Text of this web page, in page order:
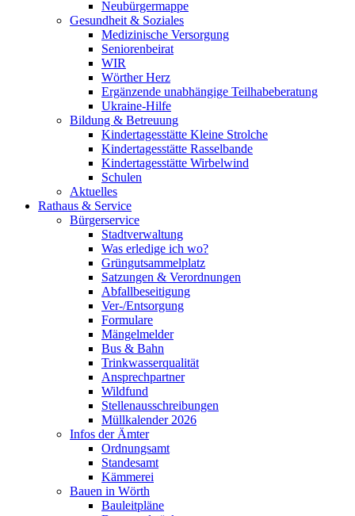
Neubürgermappe
Gesundheit & Soziales
Medizinische Versorgung
Seniorenbeirat
WIR
Wörther Herz
Ergänzende unabhängige Teilhabeberatung
Ukraine-Hilfe
Bildung & Betreuung
Kindertagesstätte Kleine Strolche
Kindertagesstätte Rasselbande
Kindertagesstätte Wirbelwind
Schulen
Aktuelles
Rathaus & Service
Bürgerservice
Stadtverwaltung
Was erledige ich wo?
Grüngutsammelplatz
Satzungen & Verordnungen
Abfallbeseitigung
Ver-/Entsorgung
Formulare
Mängelmelder
Bus & Bahn
Trinkwasserqualität
Ansprechpartner
Wildfund
Stellenausschreibungen
Müllkalender 2026
Infos der Ämter
Ordnungsamt
Standesamt
Kämmerei
Bauen in Wörth
Bauleitpläne